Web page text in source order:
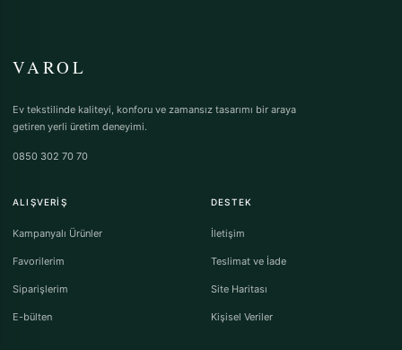
VAROL
Ev tekstilinde kaliteyi, konforu ve zamansız tasarımı bir araya
getiren yerli üretim deneyimi.
0850 302 70 70
ALIŞVERIŞ
Kampanyalı Ürünler
Favorilerim
Siparişlerim
E-bülten
DESTEK
İletişim
Teslimat ve İade
Site Haritası
Kişisel Veriler